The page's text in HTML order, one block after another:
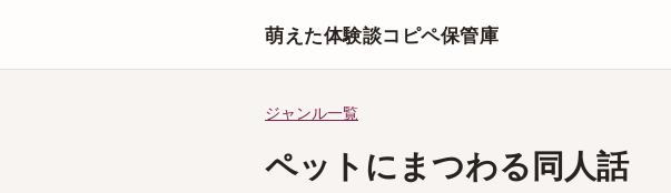
萌えた体験談コピペ保管庫
ジャンル一覧
ペットにまつわる同人話